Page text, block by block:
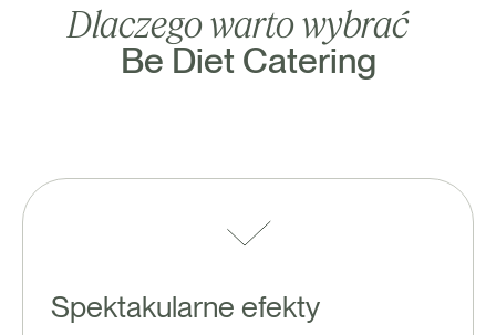
Dlaczego warto wybrać
Be Diet Catering
Spektakularne efekty